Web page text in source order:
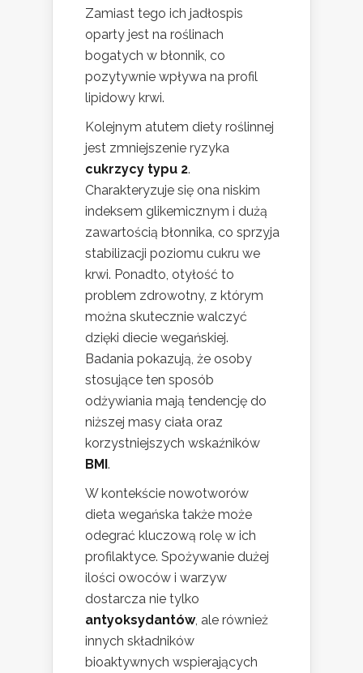
Zamiast tego ich jadłospis
oparty jest na roślinach
bogatych w błonnik, co
pozytywnie wpływa na profil
lipidowy krwi.
Kolejnym atutem diety roślinnej
jest zmniejszenie ryzyka
cukrzycy typu 2.
Charakteryzuje się ona niskim
indeksem glikemicznym i dużą
zawartością błonnika, co sprzyja
stabilizacji poziomu cukru we
krwi. Ponadto, otyłość to
problem zdrowotny, z którym
można skutecznie walczyć
dzięki diecie wegańskiej.
Badania pokazują, że osoby
stosujące ten sposób
odżywiania mają tendencję do
niższej masy ciała oraz
korzystniejszych wskaźników
BMI.
W kontekście nowotworów
dieta wegańska także może
odegrać kluczową rolę w ich
profilaktyce. Spożywanie dużej
ilości owoców i warzyw
dostarcza nie tylko
antyoksydantów, ale również
innych składników
bioaktywnych wspierających